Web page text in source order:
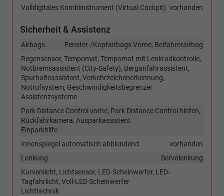
vorhanden
Volldigitales Kombiinstrument (Virtual Cockpit)
Sicherheit & Assistenz
Fenster-/Kopfairbags Vorne, Beifahrerairbag
Airbags
Regensensor, Tempomat, Tempomat mit Lenkradkontrolle,
Notbremsassistent (City-Safety), Berganfahrassistent,
Spurhalteassistent, Verkehrzeichenerkennung,
Notrufsystem, Geschwindigkeitsbegrenzer
Assistenzsysteme
Park Distance Control vorne, Park Distance Control hinten,
Rückfahrkamera, Ausparkassistent
Einparkhilfe
vorhanden
Innenspiegel automatisch abblendend
Servolenkung
Lenkung
Kurvenlicht, Lichtsensor, LED-Scheinwerfer, LED-
Tagfahrlicht, Voll-LED Scheinwerfer
Lichttechnik